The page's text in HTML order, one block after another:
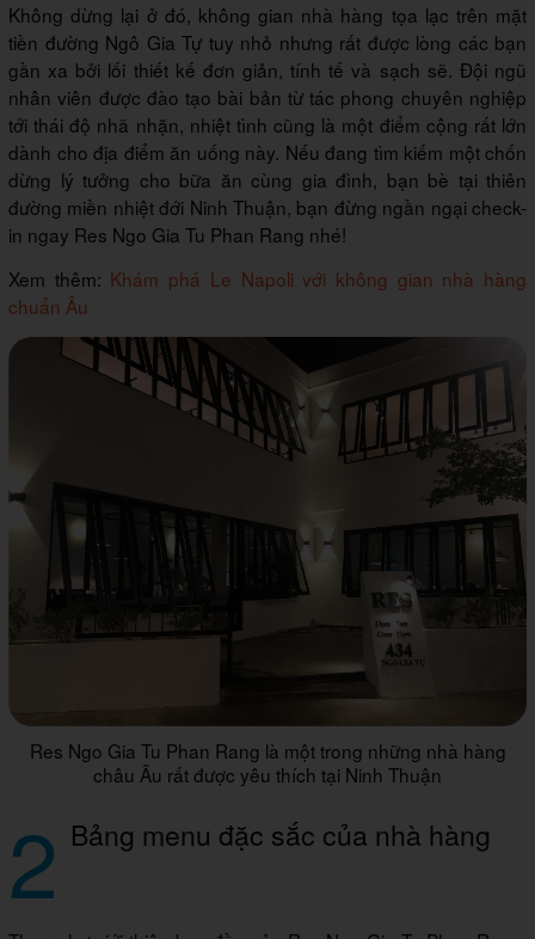
Không dừng lại ở đó, không gian nhà hàng tọa lạc trên mặt
tiền đường Ngô Gia Tự tuy nhỏ nhưng rất được lòng các bạn
gần xa bởi lối thiết kế đơn giản, tính tế và sạch sẽ. Đội ngũ
nhân viên được đào tạo bài bản từ tác phong chuyên nghiệp
tới thái độ nhã nhặn, nhiệt tình cũng là một điểm cộng rất lớn
dành cho địa điểm ăn uống này. Nếu đang tìm kiếm một chốn
dừng lý tưởng cho bữa ăn cùng gia đình, bạn bè tại thiên
đường miền nhiệt đới Ninh Thuận, bạn đừng ngần ngại check-
in ngay Res Ngo Gia Tu Phan Rang nhé!
Xem thêm: Khám phá Le Napoli với không gian nhà hàng
chuẩn Âu
Res Ngo Gia Tu Phan Rang là một trong những nhà hàng
châu Âu rất được yêu thích tại Ninh Thuận
2 Bảng menu đặc sắc của nhà hàng